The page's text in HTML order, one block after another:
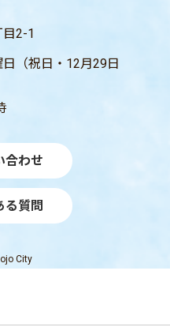
2-1
（祝日・12月29日
合わせ
る質問
City